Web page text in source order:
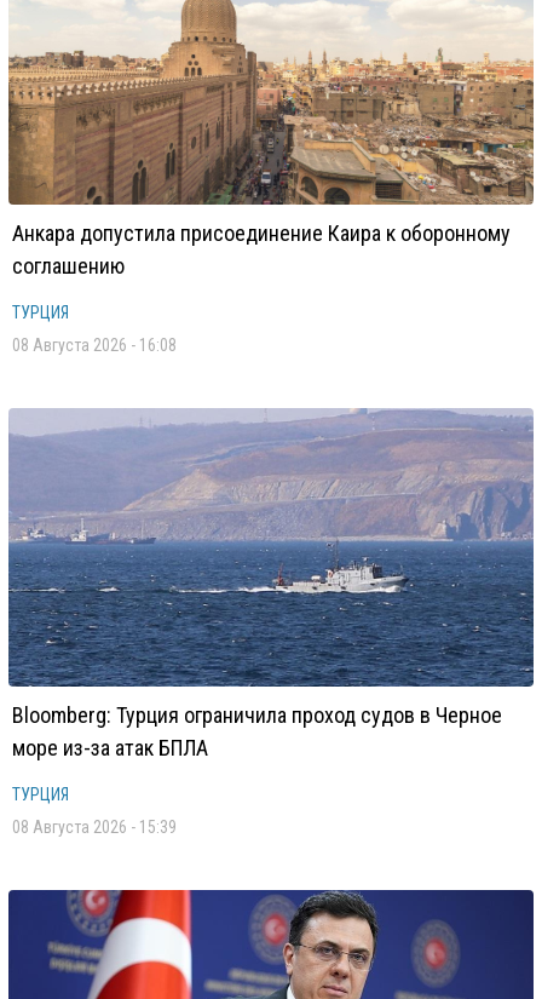
Анкара допустила присоединение Каира к оборонному
соглашению
ТУРЦИЯ
08 Августа 2026 - 16:08
Bloomberg: Турция ограничила проход судов в Черное
море из-за атак БПЛА
ТУРЦИЯ
08 Августа 2026 - 15:39